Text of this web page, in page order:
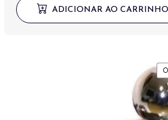
ADICIONAR AO CARRINHO